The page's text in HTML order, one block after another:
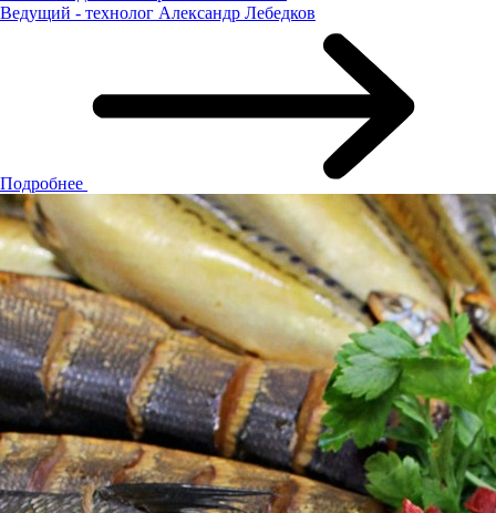
Ведущий - технолог Александр Лебедков
Подробнее